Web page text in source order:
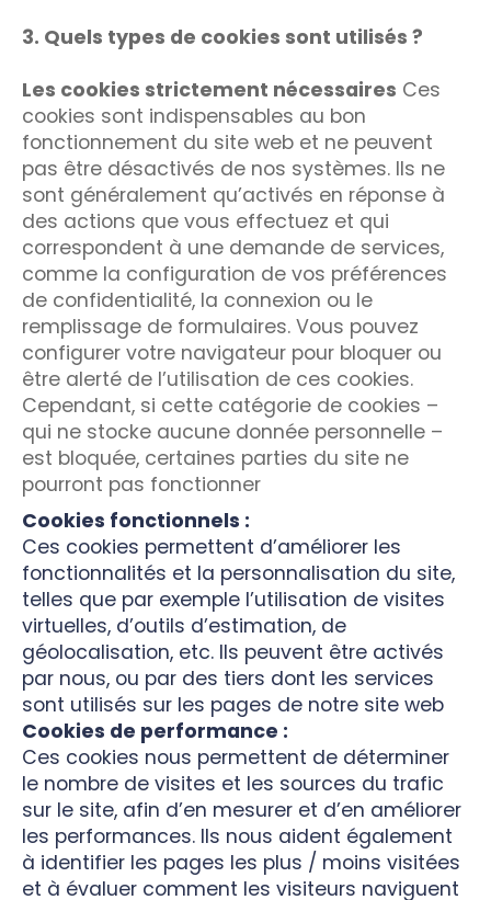
3. Quels types de cookies sont utilisés ?
Les cookies strictement nécessaires Ces
cookies sont indispensables au bon
fonctionnement du site web et ne peuvent
pas être désactivés de nos systèmes. Ils ne
sont généralement qu’activés en réponse à
des actions que vous effectuez et qui
correspondent à une demande de services,
comme la configuration de vos préférences
de confidentialité, la connexion ou le
remplissage de formulaires. Vous pouvez
configurer votre navigateur pour bloquer ou
être alerté de l’utilisation de ces cookies.
Cependant, si cette catégorie de cookies –
qui ne stocke aucune donnée personnelle –
est bloquée, certaines parties du site ne
pourront pas fonctionner
Cookies fonctionnels :
Ces cookies permettent d’améliorer les
fonctionnalités et la personnalisation du site,
telles que par exemple l’utilisation de visites
virtuelles, d’outils d’estimation, de
géolocalisation, etc. Ils peuvent être activés
par nous, ou par des tiers dont les services
sont utilisés sur les pages de notre site web
Cookies de performance :
Ces cookies nous permettent de déterminer
le nombre de visites et les sources du trafic
sur le site, afin d’en mesurer et d’en améliorer
les performances. Ils nous aident également
à identifier les pages les plus / moins visitées
et à évaluer comment les visiteurs naviguent